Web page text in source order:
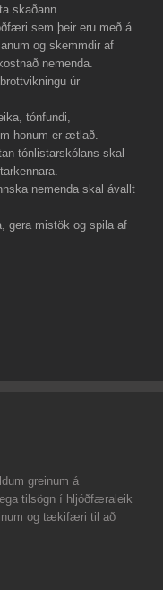
skaðann
sem þeir eru með á
og skemmdir af
nemenda.
úr
tónfundi,
honum er ætlað.
tónlistarskólans skal
nemenda skal ávallt
gera mistök og spila af
greinum á
tilsögn í hljóðfæraleik
og tækifæri til að